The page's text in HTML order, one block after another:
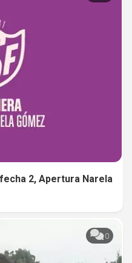
2, Apertura Narela
0